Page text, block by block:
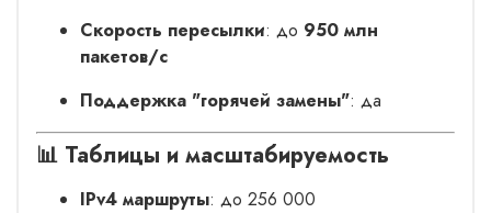
Скорость пересылки: до 950 млн
пакетов/с
Поддержка "горячей замены": да
📊 Таблицы и масштабируемость
IPv4 маршруты: до 256 000